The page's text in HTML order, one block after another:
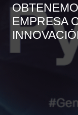
EMPRESA